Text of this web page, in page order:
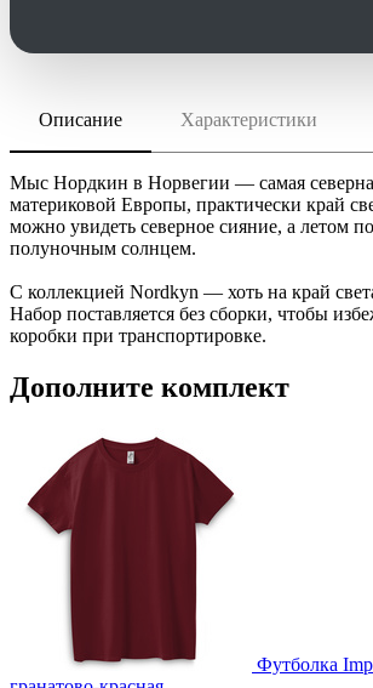
Описание
Мыс Нордкин в Норвегии — самая
материковой Европы, практически край
можно увидеть северное сияние, а летом
полуночным солнцем.
С коллекцией Nordkyn — хоть на край
Набор поставляется без сборки, чтобы
коробки при транспортировке.
Характеристики
РАЗМЕР ТОВАРА
акрил 100%; коробка -
ИНДИВИДУАЛЬНАЯ УПАКОВКА
custm -Кожаные лейблы
custm -Металлические шильдики
custm -Светоотражающие лейблы
custm -Тканевые лейблы
скачать (pdf)
Инструкция по сохранению pdf из Corel
Инструкция по сохранению pdf из Adobe
Дополните комплект
Футболка